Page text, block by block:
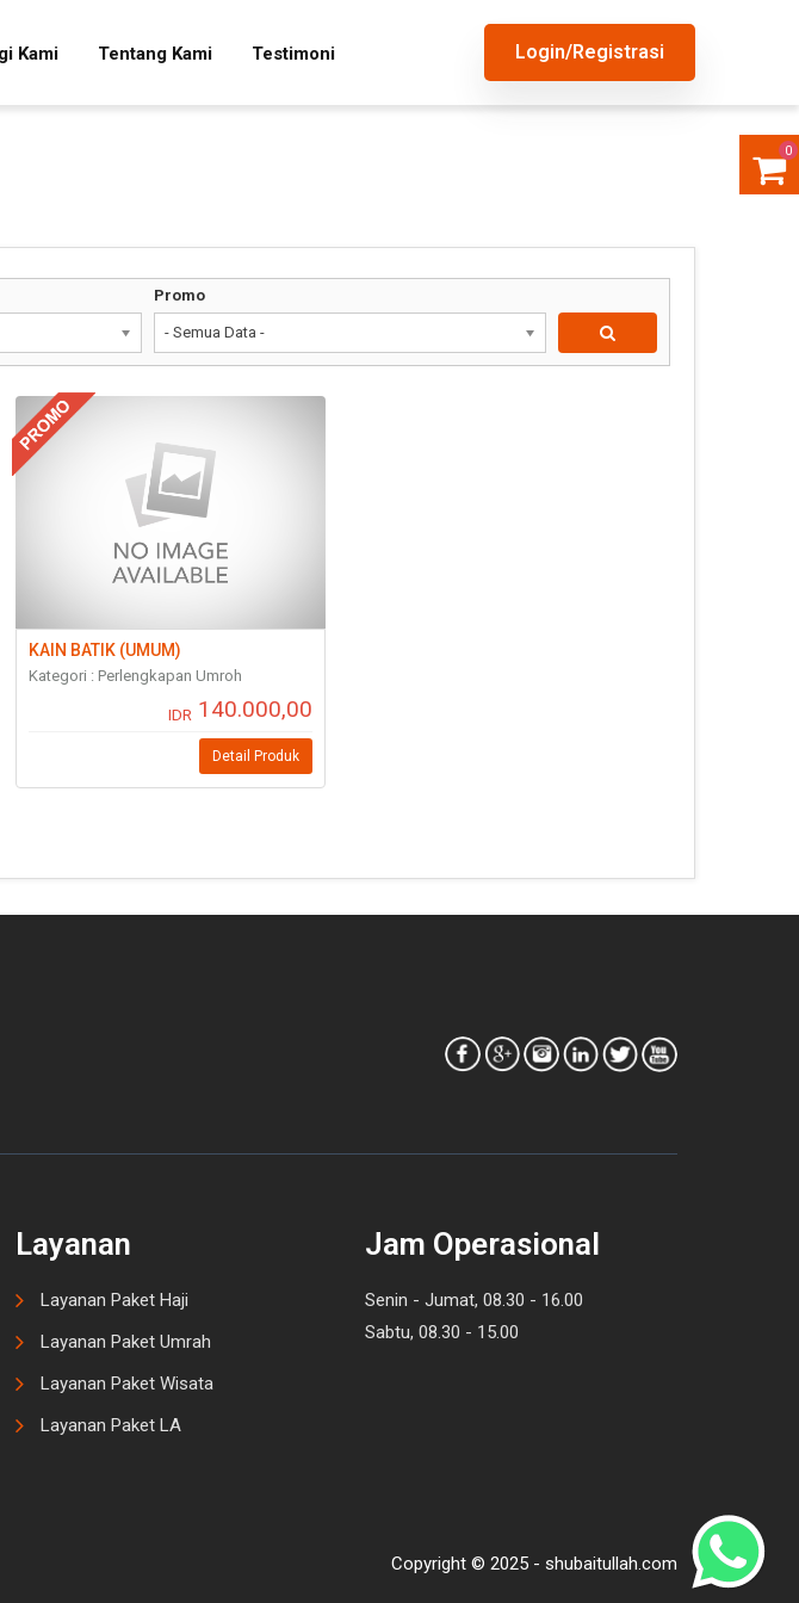
Kami Tentang Kami Testimoni Login/Registrasi
Promo
- Semua Data -
KAIN BATIK (UMUM)
Kategori : Perlengkapan Umroh
IDR 140.000,00
Detail Produk
0
Layanan
Layanan Paket Haji
Layanan Paket Umrah
Layanan Paket Wisata
Layanan Paket LA
Jam Operasional
Senin - Jumat, 08.30 - 16.00
Sabtu, 08.30 - 15.00
Copyright © 2025 - shubaitullah.com